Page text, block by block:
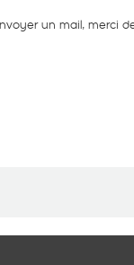
un mail, merci